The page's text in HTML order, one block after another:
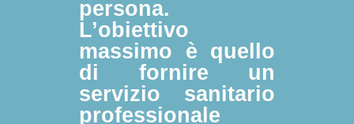
persona.
L’obiettivo
massimo è quello
di fornire un
servizio sanitario
professionale